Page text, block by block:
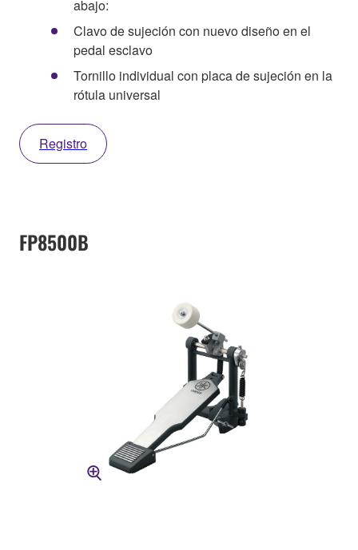
abajo:
Clavo de sujeción con nuevo diseño en el
pedal esclavo
Tornillo individual con placa de sujeción en la
rótula universal
Registro
FP8500B